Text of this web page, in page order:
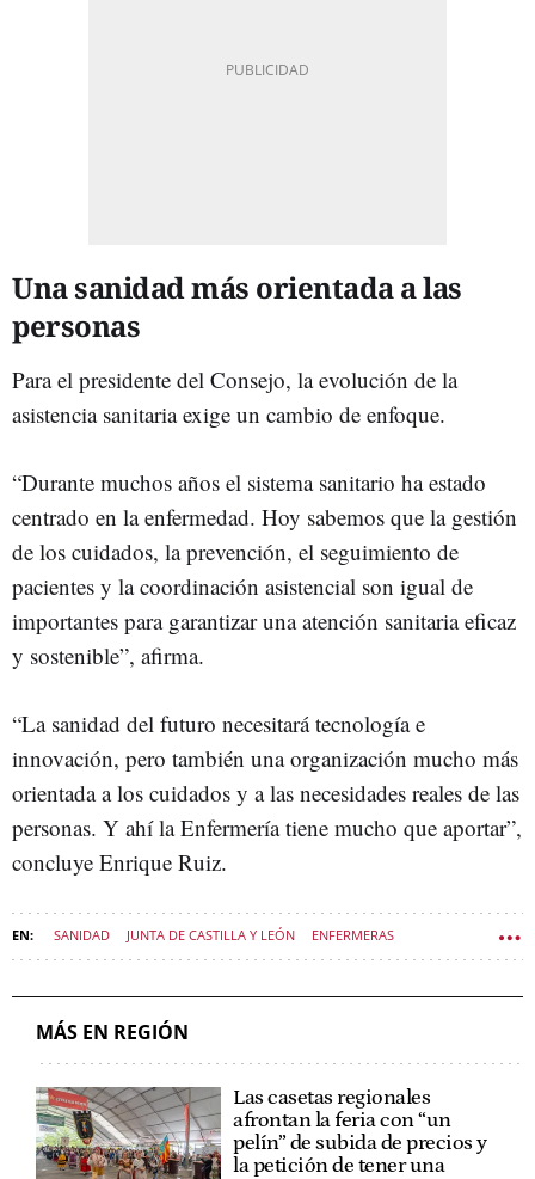
Una sanidad más orientada a las
personas
Para el presidente del Consejo, la evolución de la
asistencia sanitaria exige un cambio de enfoque.
“Durante muchos años el sistema sanitario ha estado
centrado en la enfermedad. Hoy sabemos que la gestión
de los cuidados, la prevención, el seguimiento de
pacientes y la coordinación asistencial son igual de
importantes para garantizar una atención sanitaria eficaz
y sostenible”, afirma.
“La sanidad del futuro necesitará tecnología e
innovación, pero también una organización mucho más
orientada a los cuidados y a las necesidades reales de las
personas. Y ahí la Enfermería tiene mucho que aportar”,
concluye Enrique Ruiz.
SANIDAD JUNTA DE CASTILLA Y LEÓN ENFERMERAS
MÁS EN REGIÓN
Las casetas regionales
afrontan la feria con “un
pelín” de subida de precios y
la petición de tener una